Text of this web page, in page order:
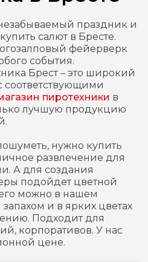
праздник и
салют в Бресте.
фейерверк
события.
Брест – это широкий
соответствующими
пиротехники в
лучшую продукцию
нужно купить
развлечение для
А для создания
подойдет цветной
можно в нашем
и в ярких цветах
Подходит для
корпоративов. У нас
цене.